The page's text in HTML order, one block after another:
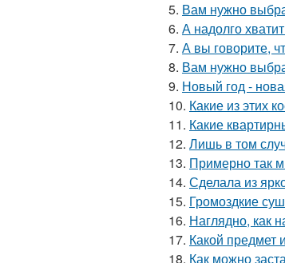
5. Вам нужно
6. А надолго
7. А вы говорите,
8. Вам нужно
9. Новый год -
10. Какие из этих
11. Какие
12. Лишь в том
13. Примерно так
14. Сделала из
15. Громоздкие
16. Наглядно, как
17. Какой предмет
18. Как можно